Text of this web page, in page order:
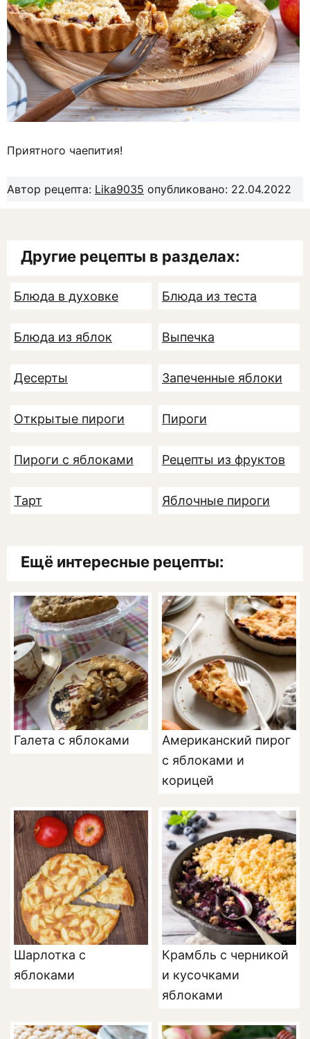
Приятного чаепития!
Автор рецепта: Lika9035 опубликовано: 22.04.2022
Другие рецепты в разделах:
Блюда в духовке Блюда из теста
Блюда из яблок Выпечка
Десерты Запеченные яблоки
Открытые пироги Пироги
Пироги с яблоками Рецепты из фруктов
Тарт Яблочные пироги
Ещё интересные рецепты:
Галета с яблоками
Американский пирог
с яблоками и
корицей
Шарлотка с
яблоками
Крамбль с черникой
и кусочками
яблоками